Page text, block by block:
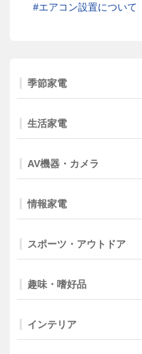
エアコン設置について
季節家電
生活家電
AV機器・カメラ
情報家電
スポーツ・アウトドア
趣味・嗜好品
インテリア